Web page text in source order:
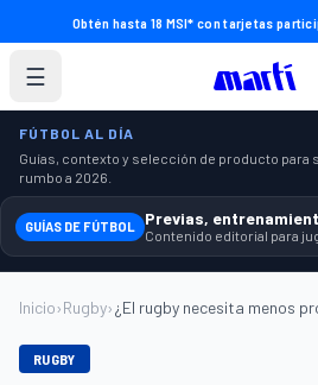
Obtén hasta 18 MSI* con tarjetas
☰
FÚTBOL AL DÍA
Guías, contexto y selección de producto para
rumbo a 2026.
GUÍAS DE FÚTBOL
Inicio›Rugby›
RUGBY